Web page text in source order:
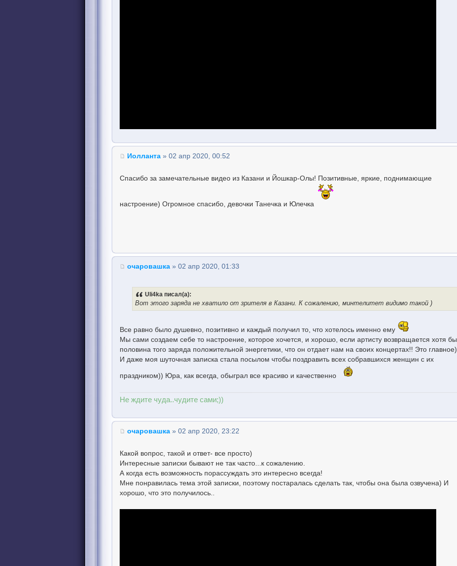
Иолланта » 02 апр 2020, 00:52
Спасибо за замечательные видео из Казани и Йошкар-Олы! Позитивные, яркие, поднимающие
настроение) Огромное спасибо, девочки Танечка и Юлечка
очаровашка » 02 апр 2020, 01:33
Uli4ka писал(а):
Вот этого заряда не хватило от зрителя в Казани. К сожалению, минтелитет видимо такой )
Все равно было душевно, позитивно и каждый получил то, что хотелось именно ему
Мы сами создаем себе то настроение, которое хочется, и хорошо, если артисту возвращается хотя бы
половина того заряда положительной энергетики, что он отдает нам на своих концертах!! Это главное)
И даже моя шуточная записка стала посылом чтобы поздравить всех собравшихся женщин с их
праздником)) Юра, как всегда, обыграл все красиво и качественно
Не ждите чуда..чудите сами;))
очаровашка » 02 апр 2020, 23:22
Какой вопрос, такой и ответ- все просто)
Интересные записки бывают не так часто...к сожалению.
А когда есть возможность порассуждать это интересно всегда!
Мне понравилась тема этой записки, поэтому постаралась сделать так, чтобы она была озвучена) И
хорошо, что это получилось..